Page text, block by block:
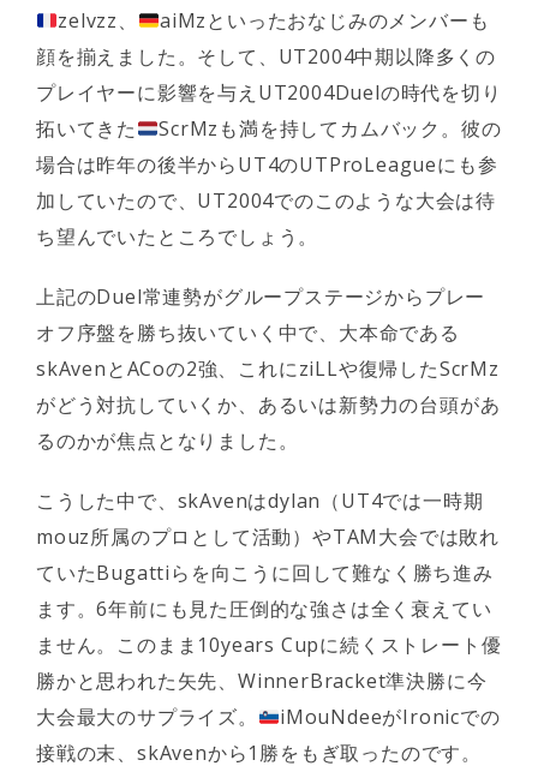
zelvzz、
aiMzといったおなじみのメンバーも
顔を揃えました。そして、UT2004中期以降多くの
プレイヤーに影響を与えUT2004Duelの時代を切り
拓いてきた
ScrMzも満を持してカムバック。彼の
場合は昨年の後半からUT4のUTProLeagueにも参
加していたので、UT2004でのこのような大会は待
ち望んでいたところでしょう。
上記のDuel常連勢がグループステージからプレー
オフ序盤を勝ち抜いていく中で、大本命である
skAvenとACoの2強、これにziLLや復帰したScrMz
がどう対抗していくか、あるいは新勢力の台頭があ
るのかが焦点となりました。
こうした中で、skAvenはdylan（UT4では一時期
mouz所属のプロとして活動）やTAM大会では敗れ
ていたBugattiらを向こうに回して難なく勝ち進み
ます。6年前にも見た圧倒的な強さは全く衰えてい
ません。このまま10years Cupに続くストレート優
勝かと思われた矢先、WinnerBracket準決勝に今
大会最大のサプライズ。
iMouNdeeがIronicでの
接戦の末、skAvenから1勝をもぎ取ったのです。